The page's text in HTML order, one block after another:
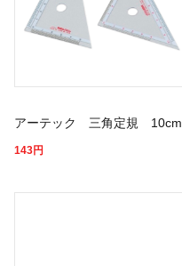
アーテック 三角定規 10cm
143円